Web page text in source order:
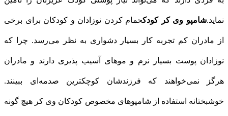
نماید.شامپو وی کر کودکحمام کردن نوزادان و کودکان برای برخی
از مادران کم تجربه کار بسیار دشواری به نظر می‌رسد. چرا که
نوزادان پوست بسیار نرم و موهای آسیب پذیری دارند و مادران
هرگز نمی‌خواهند که فرزندشان کوچکترین صدمه‌ای ببینند.
خوشبختانه استفاده از شامپوهای مخصوص کودکان وی کر هیچ گونه